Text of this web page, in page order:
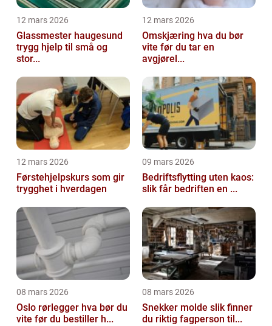
12 mars 2026
Glassmester haugesund
trygg hjelp til små og
stor...
12 mars 2026
Omskjæring hva du bør
vite før du tar en
avgjørel...
12 mars 2026
Førstehjelpskurs som gir
trygghet i hverdagen
09 mars 2026
Bedriftsflytting uten kaos:
slik får bedriften en ...
08 mars 2026
Oslo rørlegger hva bør du
vite før du bestiller h...
08 mars 2026
Snekker molde slik finner
du riktig fagperson til...